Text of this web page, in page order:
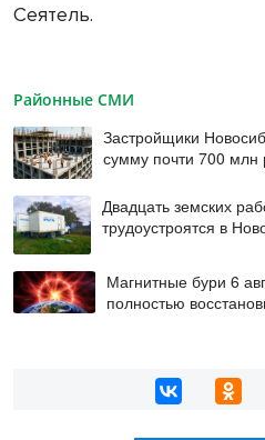
Сеятель.
Районные СМИ
Застройщики
сумму почти 700 млн
Двадцать земских
трудоустроятся в
Магнитные бури 6
полностью